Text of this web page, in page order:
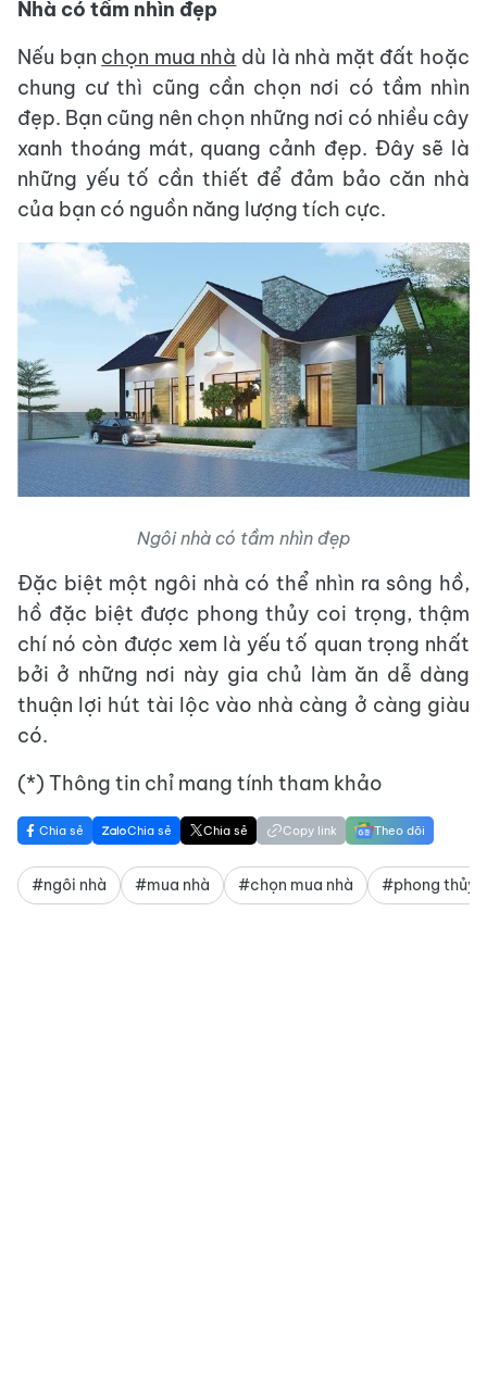
Nhà có tầm nhìn đẹp
Nếu bạn chọn mua nhà dù là nhà mặt đất hoặc
chung cư thì cũng cần chọn nơi có tầm nhìn
đẹp. Bạn cũng nên chọn những nơi có nhiều cây
xanh thoáng mát, quang cảnh đẹp. Đây sẽ là
những yếu tố cần thiết để đảm bảo căn nhà
của bạn có nguồn năng lượng tích cực.
Ngôi nhà có tầm nhìn đẹp
Đặc biệt một ngôi nhà có thể nhìn ra sông hồ,
hồ đặc biệt được phong thủy coi trọng, thậm
chí nó còn được xem là yếu tố quan trọng nhất
bởi ở những nơi này gia chủ làm ăn dễ dàng
thuận lợi hút tài lộc vào nhà càng ở càng giàu
có.
(*) Thông tin chỉ mang tính tham khảo
Chia sẻ Chia sẻ Chia sẻ Copy link Theo dõi
#ngôi nhà #mua nhà #chọn mua nhà #phong thủy